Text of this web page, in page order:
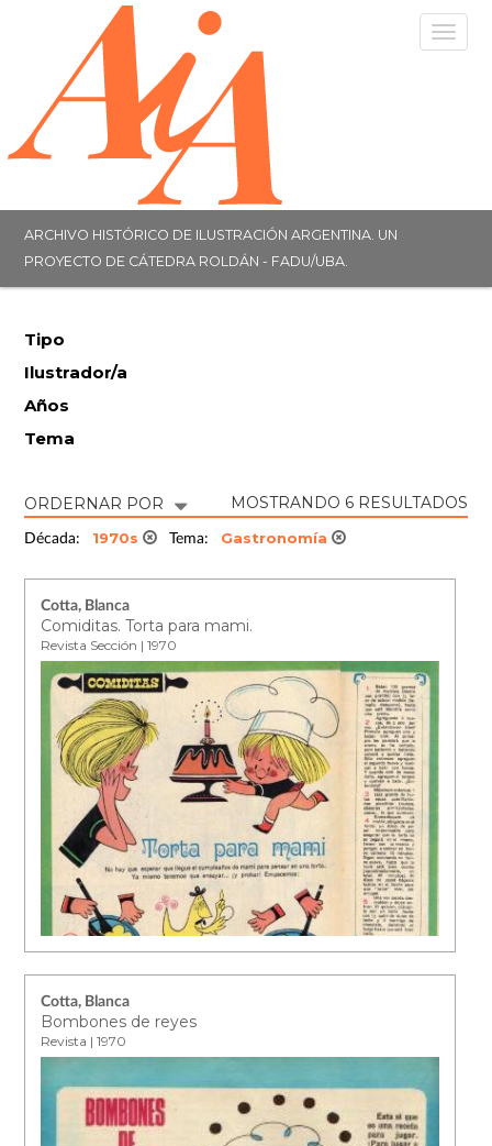
ARCHIVO HISTÓRICO DE ILUSTRACIÓN ARGENTINA. UN
PROYECTO DE CÁTEDRA ROLDÁN - FADU/UBA.
Tipo
Ilustrador/a
Años
Tema
ORDERNAR POR MOSTRANDO 6 RESULTADOS
Década: 1970s Tema: Gastronomía
Cotta, Blanca
Comiditas. Torta para mami.
Revista Sección | 1970
Cotta, Blanca
Bombones de reyes
Revista | 1970